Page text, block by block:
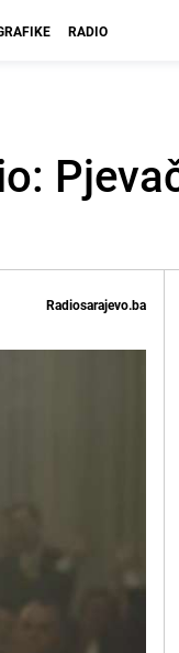
RADIO
Radiosarajevo.ba